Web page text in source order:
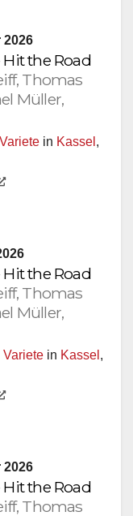
2026
the Road
Thomas
Müller,
Variete in Kassel ,
the Road
Thomas
Müller,
Variete in Kassel ,
2026
the Road
Thomas